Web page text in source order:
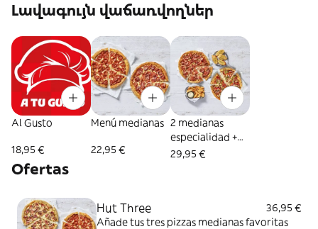
Լավագույն վաճառվողներ
Al Gusto
18,95 €
Menú medianas
22,95 €
2 medianas
especialidad +
pan de ajo 4uds
29,95 €
Ofertas
Hut Three
36,95 €
Añade tus tres pizzas medianas favoritas